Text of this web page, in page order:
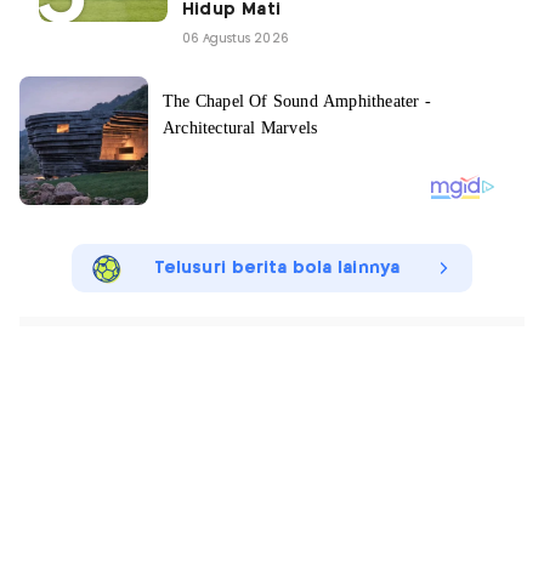
Hidup Mati
06 Agustus 2026
Telusuri berita bola lainnya